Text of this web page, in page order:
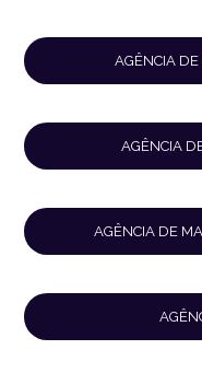
AGÊNCIA
AGÊNCIA
AGÊNCIA DE